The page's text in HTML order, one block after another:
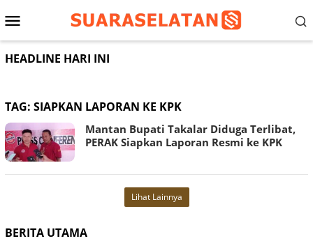
ke
Menu
Mobile
HEADLINE HARI INI
TAG: SIAPKAN LAPORAN KE KPK
Mantan Bupati Takalar Diduga Terlibat,
PERAK Siapkan Laporan Resmi ke KPK
Lihat Lainnya
BERITA UTAMA